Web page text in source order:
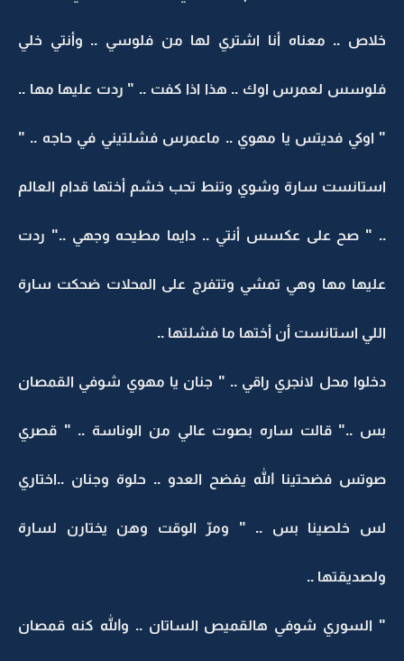
خلاص .. معناه أنا اشتري لها من فلوسي .. وأنتي خلي
فلوسس لعمرس اوك .. هذا اذا كفت .. " ردت عليها مها ..
" اوكي فديتس يا مهوي .. ماعمرس فشلتيني في حاجه .. "
استانست سارة وشوي وتنط تحب خشم أختها قدام العالم
.. " صح على عكسس أنتي .. دايما مطيحه وجهي .." ردت
عليها مها وهي تمشي وتتفرج على المحلات ضحكت سارة
اللي استانست أن أختها ما فشلتها ..
دخلوا محل لانجري راقي .. " جنان يا مهوي شوفي القمصان
بس .." قالت ساره بصوت عالي من الوناسة .. " قصري
صوتس فضحتينا الله يفضح العدو .. حلوة وجنان ..اختاري
لس خلصينا بس .. " ومرّ الوقت وهن يختارن لسارة
ولصديقتها ..
" السوري شوفي هالقميص الساتان .. والله كنه قمصان